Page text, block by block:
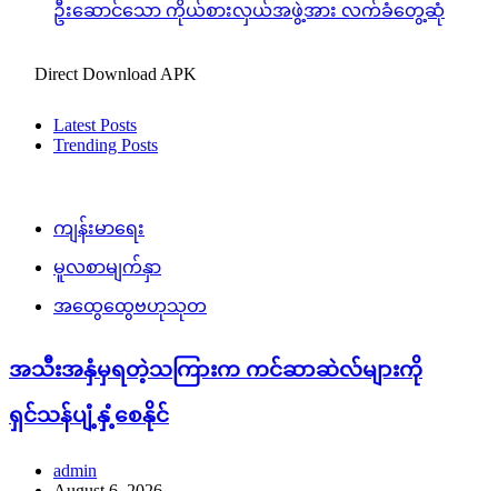
တဲ့သကြားဓာတ်တစ်မျိုးက အဲဒီကင်ဆာဆဲလ်တွေကိုရှင်သန်စေ
ချက်အရ ဓာတုကုထုံးကြောင့်ကင်ဆာဆဲလ်တချို့ဟာ ပျက်စီးသွား
ကွဲခြင်းမရှိတဲ့အတွက်ဇီဝဗေဒနည်းအရဆိုရင် အသက်ရှင်နေဆဲ
ဖြစ်တယ်လို့ဆိုနိုင်ပါတယ်။ အဲဒီအချိန်မှာအသီးမှရတဲ့သကြားတစ်
သတင်းစကားပါးသူအဖြစ် တာဝန်ထမ်းဆောင်ခြင်းဖြစ်တာကို
သုတေသီများကတွေ့ရှိထားတာဖြစ်ပါတယ်။ ဓာတုကုထုံးအသုံးပြု